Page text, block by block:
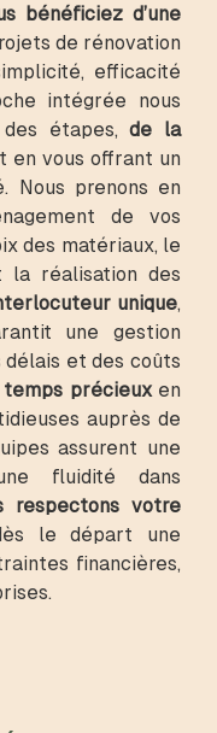
bénéficiez d’une
de rénovation
efficacité
intégrée nous
des étapes,de la
en vous offrant un
Nous prenons en
de vos
des matériaux, le
la réalisation des
unique,
une gestion
et des coûts
temps précieuxen
auprès de
assurent une
fluidité dans
respectons votre
le départ une
financières,